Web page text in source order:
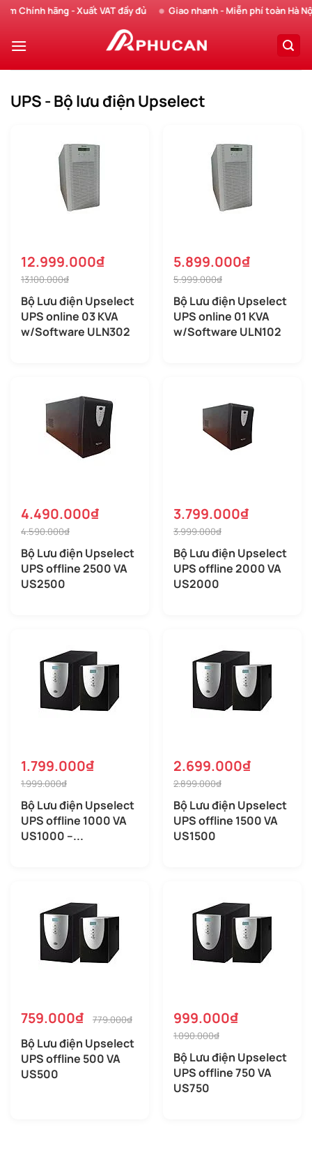
Chuyển
nội
Chính hãng - Xuất VAT đầy đủ Giao nhanh - Miễn phí toàn Hà Nội
UPS - Bộ lưu điện Upselect
12.999.000₫
13.100.000₫
Bộ Lưu điện Upselect
UPS online 03 KVA
w/Software ULN302
5.899.000₫
5.999.000₫
Bộ Lưu điện Upselect
UPS online 01 KVA
w/Software ULN102
4.490.000₫
4.590.000₫
Bộ Lưu điện Upselect
UPS offline 2500 VA
US2500
3.799.000₫
3.999.000₫
Bộ Lưu điện Upselect
UPS offline 2000 VA
US2000
1.799.000₫
1.999.000₫
Bộ Lưu điện Upselect
UPS offline 1000 VA
US1000 –...
2.699.000₫
2.899.000₫
Bộ Lưu điện Upselect
UPS offline 1500 VA
US1500
759.000₫ 779.000₫
Bộ Lưu điện Upselect
UPS offline 500 VA
US500
999.000₫
1.090.000₫
Bộ Lưu điện Upselect
UPS offline 750 VA
US750